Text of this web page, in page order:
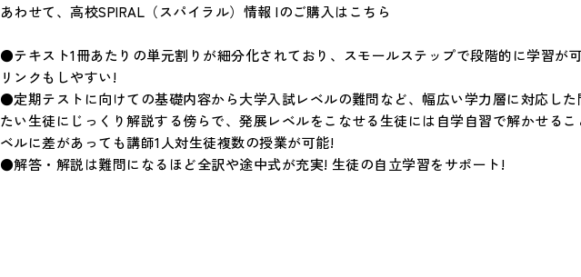
あわせて、高校SPIRAL（スパイラル）情報 Iのご購入はこちら
●テキスト1冊あたりの単元割りが細分化されており、スモールステップで段階的に学習が
リンクもしやすい!
●定期テストに向けての基礎内容から大学入試レベルの難問など、幅広い学力層に対応し
たい生徒にじっくり解説する傍らで、発展レベルをこなせる生徒には自学自習で解かせる
ベルに差があっても講師1人対生徒複数の授業が可能!
●解答・解説は難問になるほど全訳や途中式が充実! 生徒の自立学習をサポート!